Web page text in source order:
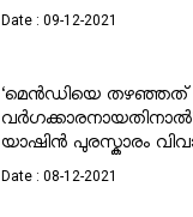
Date : 09-12-2021
‘മെൻഡിയെ
യാഷിൻ പുരസ്കാരം
Date : 08-12-2021